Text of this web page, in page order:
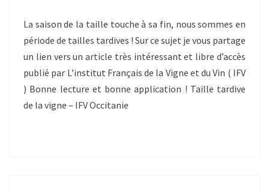
DE
VULGARISATION
La saison de la taille touche à sa fin, nous sommes en
période de tailles tardives ! Sur ce sujet je vous partage
un lien vers un article très intéressant et libre d’accès
publié par L’institut Français de la Vigne et du Vin ( IFV
) Bonne lecture et bonne application ! Taille tardive
de la vigne – IFV Occitanie